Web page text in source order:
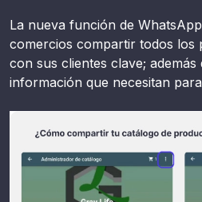
La nueva función de
comercios compartir todos los
con sus clientes clave; además
información que necesitan